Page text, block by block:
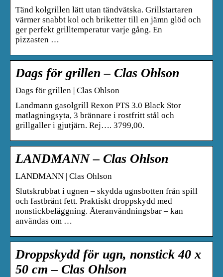
Tänd kolgrillen lätt utan tändvätska. Grillstartaren
värmer snabbt kol och briketter till en jämn glöd och
ger perfekt grilltemperatur varje gång. En
pizzasten …
Dags för grillen – Clas Ohlson
Dags för grillen | Clas Ohlson
Landmann gasolgrill Rexon PTS 3.0 Black Stor
matlagningsyta, 3 brännare i rostfritt stål och
grillgaller i gjutjärn. Rej…. 3799,00.
LANDMANN – Clas Ohlson
LANDMANN | Clas Ohlson
Slutskrubbat i ugnen – skydda ugnsbotten från spill
och fastbränt fett. Praktiskt droppskydd med
nonstickbeläggning. Återanvändningsbar – kan
användas om …
Droppskydd för ugn, nonstick 40 x
50 cm – Clas Ohlson